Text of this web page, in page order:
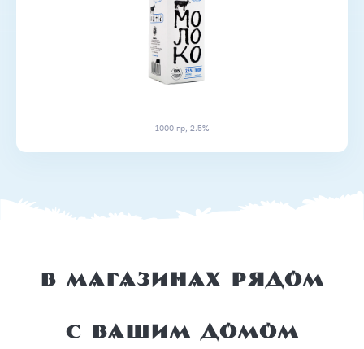
1000 гр, 2.5%
В магазинах рядом
с вашим домом